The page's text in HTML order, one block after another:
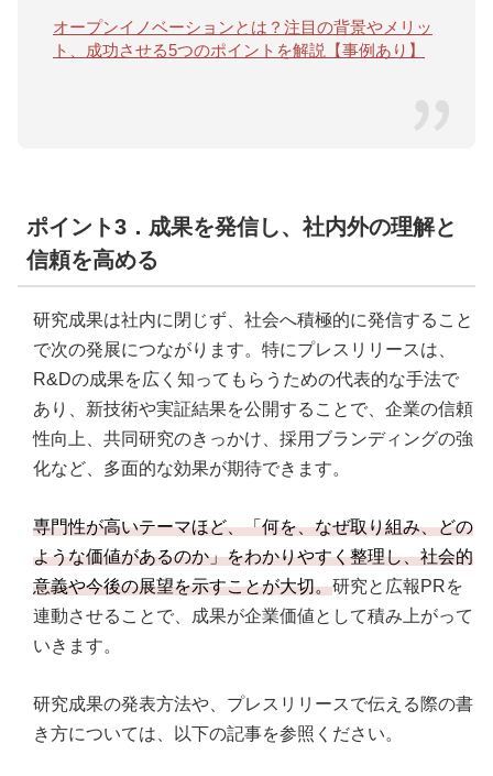
オープンイノベーションとは？注目の背景やメリッ
ト、成功させる5つのポイントを解説【事例あり】
ポイント3．成果を発信し、社内外の理解と
信頼を高める
研究成果は社内に閉じず、社会へ積極的に発信すること
で次の発展につながります。特にプレスリリースは、
R&Dの成果を広く知ってもらうための代表的な手法で
あり、新技術や実証結果を公開することで、企業の信頼
性向上、共同研究のきっかけ、採用ブランディングの強
化など、多面的な効果が期待できます。
専門性が高いテーマほど、「何を、なぜ取り組み、どの
ような価値があるのか」をわかりやすく整理し、社会的
意義や今後の展望を示すことが大切。研究と広報PRを
連動させることで、成果が企業価値として積み上がって
いきます。
研究成果の発表方法や、プレスリリースで伝える際の書
き方については、以下の記事を参照ください。